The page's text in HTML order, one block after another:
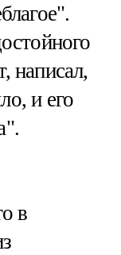
написал,
и его
в